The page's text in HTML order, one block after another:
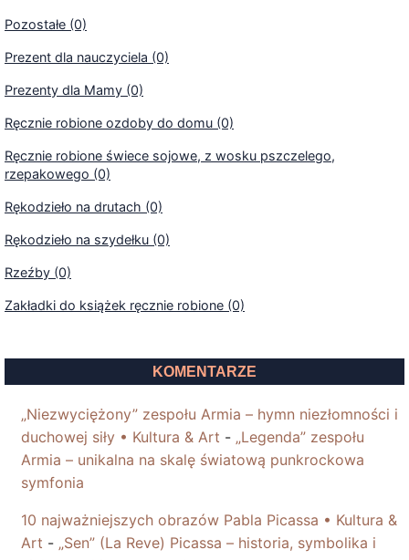
Pozostałe (0)
Prezent dla nauczyciela (0)
Prezenty dla Mamy (0)
Ręcznie robione ozdoby do domu (0)
Ręcznie robione świece sojowe, z wosku pszczelego,
rzepakowego (0)
Rękodzieło na drutach (0)
Rękodzieło na szydełku (0)
Rzeźby (0)
Zakładki do książek ręcznie robione (0)
KOMENTARZE
„Niezwyciężony” zespołu Armia – hymn niezłomności i
duchowej siły • Kultura & Art - „Legenda” zespołu
Armia – unikalna na skalę światową punkrockowa
symfonia
10 najważniejszych obrazów Pabla Picassa • Kultura &
Art - „Sen” (La Reve) Picassa – historia, symbolika i